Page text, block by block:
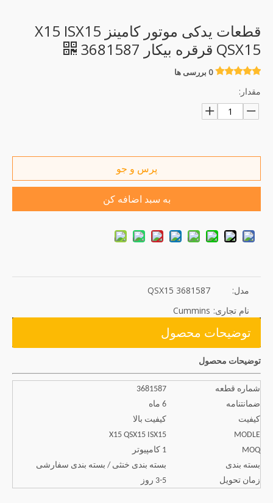
قطعات یدکی موتور کامینز X15 ISX15
QSX15 قرقره بیکار 3681587
0 بررسی ها
مقدار:
پرس و جو
به سبد اضافه کن
مدل:
QSX15 3681587
نام تجاری: Cummins
توضیحات محصول
توضیحات محصول
شماره قطعه
3681587
ضمانتنامه
6 ماه
کیفیت
کیفیت بالا
MODLE
X15 QSX15 ISX15
MOQ
1 کامپیوتر
بسته بندی
بسته بندی خنثی / بسته بندی سفارشی
زمان تحویل
3-5 روز